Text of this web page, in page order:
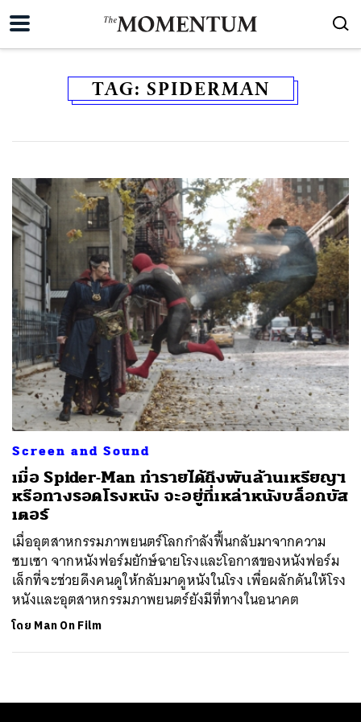
TAG: SPIDERMAN
Screen and Sound
เมื่อ Spider-Man ทำรายได้ถึงพันล้านเหรียญฯ
หรือทางรอดโรงหนัง จะอยู่ที่เหล่าหนังบล็อกบัส
เตอร์
เมื่ออุตสาหกรรมภาพยนตร์โลกกำลังฟื้นกลับมาจากความ
ซบเซา จากหนังฟอร์มยักษ์ฉายโรงและโอกาสของหนังฟอร์ม
เล็กที่จะช่วยดึงคนดูให้กลับมาดูหนังในโรง เพื่อผลักดันให้โรง
หนังและอุตสาหกรรมภาพยนตร์ยังมีที่ทางในอนาคต
โดย Man On Film
ค้นหา
SHARE TWEET LINE EMAIL